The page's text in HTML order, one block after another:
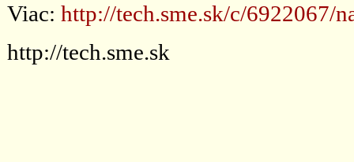
Viac: http://tech.sme.sk/c/6922067/
http://tech.sme.sk